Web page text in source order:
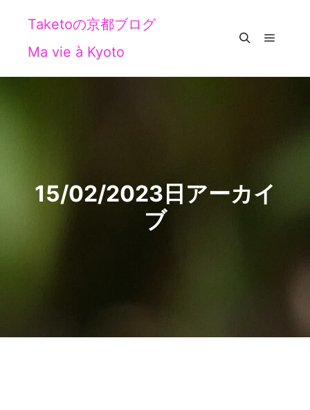
Taketoの京都ブログ
Ma vie à Kyoto
15/02/2023日アーカイ
ブ